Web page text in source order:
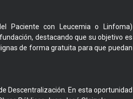
Paciente con Leucemia o Linfoma)
destacando que su objetivo es
de forma gratuita para que puedan
Descentralización. En esta oportunidad